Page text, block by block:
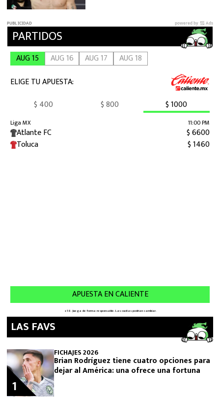
LAS FAVS
FICHAJES 2026
Brian Rodríguez tiene cuatro opciones para
dejar al América: una ofrece una fortuna
1